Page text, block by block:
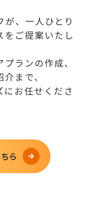
が、一人ひとり
をご提案いたし
ランの作成、
まで、
にお任せくださ
ら